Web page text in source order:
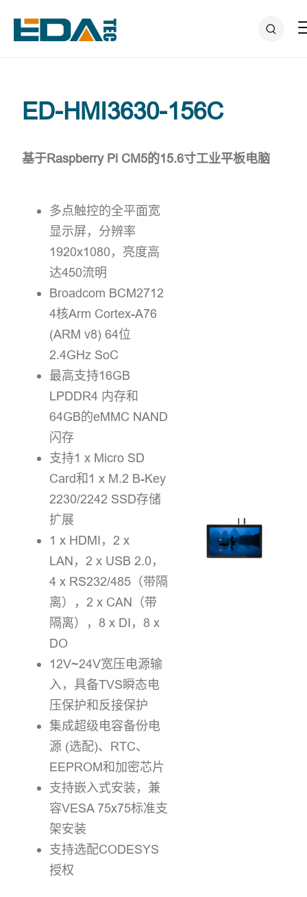
ED-HMI3630-156C
基于Raspberry Pi CM5的15.6寸工业平板电脑
多点触控的全平面宽
显示屏，分辨率
1920x1080，亮度高
达450流明
Broadcom BCM2712
4核Arm Cortex-A76
(ARM v8) 64位
2.4GHz SoC
最高支持16GB
LPDDR4 内存和
64GB的eMMC NAND
闪存
支持1 x Micro SD
Card和1 x M.2 B-Key
2230/2242 SSD存储
扩展
1 x HDMI，2 x
LAN，2 x USB 2.0，
4 x RS232/485（带隔
离），2 x CAN（带
隔离），8 x DI，8 x
DO
12V~24V宽压电源输
入，具备TVS瞬态电
压保护和反接保护
集成超级电容备份电
源 (选配)、RTC、
EEPROM和加密芯片
支持嵌入式安装，兼
容VESA 75x75标准支
架安装
支持选配CODESYS
授权